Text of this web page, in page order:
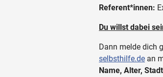
Referent*innen:
Du willst dabei
Dann melde dich
selbsthilfe.de an
Name, Alter,